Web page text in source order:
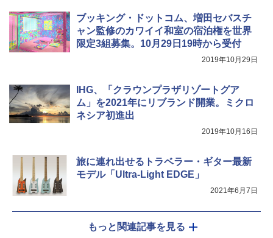
保護 日光可読lcd 7種類ノズル付き
￥7,884
ブッキング・ドットコム、増田セバスチ
ャン監修のカワイイ和室の宿泊権を世界
限定3組募集。10月29日19時から受付
2019年10月29日
IHG、「クラウンプラザリゾートグア
ム」を2021年にリブランド開業。ミクロ
ネシア初進出
2019年10月16日
旅に連れ出せるトラベラー・ギター最新
モデル「Ultra-Light EDGE」
2021年6月7日
もっと関連記事を見る